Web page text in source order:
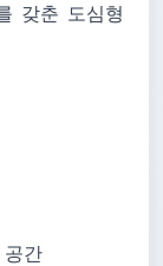
갖춘 도심형
간